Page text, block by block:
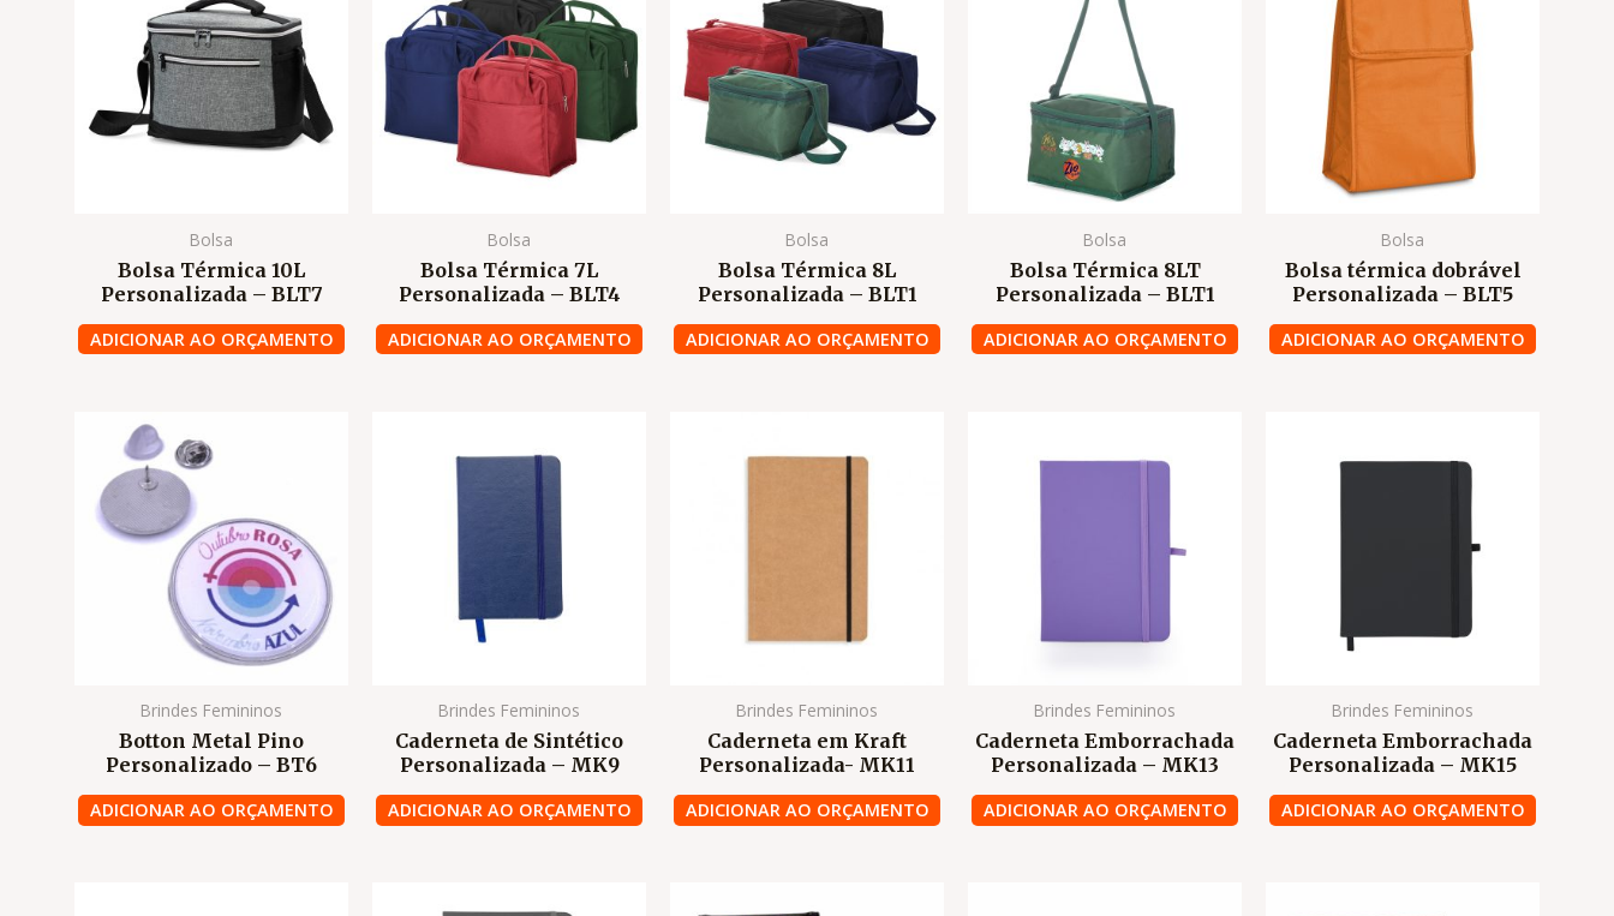
Bolsa
Bolsa Térmica 10L
Personalizada – BLT7
ADICIONAR AO ORÇAMENTO
Bolsa
Bolsa Térmica 7L
Personalizada – BLT4
ADICIONAR AO ORÇAMENTO
Bolsa
Bolsa Térmica 8L
Personalizada – BLT1
ADICIONAR AO ORÇAMENTO
Bolsa
Bolsa Térmica 8LT
Personalizada – BLT1
ADICIONAR AO ORÇAMENTO
Bolsa
Bolsa térmica dobrável
Personalizada – BLT5
ADICIONAR AO ORÇAMENTO
Brindes Femininos
Botton Metal Pino
Personalizado – BT6
ADICIONAR AO ORÇAMENTO
Brindes Femininos
Caderneta de Sintético
Personalizada – MK9
ADICIONAR AO ORÇAMENTO
Brindes Femininos
Caderneta em Kraft
Personalizada- MK11
ADICIONAR AO ORÇAMENTO
Brindes Femininos
Caderneta Emborrachada
Personalizada – MK13
ADICIONAR AO ORÇAMENTO
Brindes Femininos
Caderneta Emborrachada
Personalizada – MK15
ADICIONAR AO ORÇAMENTO